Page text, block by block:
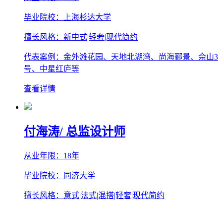
毕业院校：上海杉达大学
擅长风格：新中式|轻奢|现代简约
代表案例：金外滩花园、天地北湖湾、尚海郦景、佘山3
号、中星红庐等
查看详情
付海涛/ 总监设计师
从业年限：18年
毕业院校：同济大学
擅长风格：意式|法式|混搭|轻奢|现代简约